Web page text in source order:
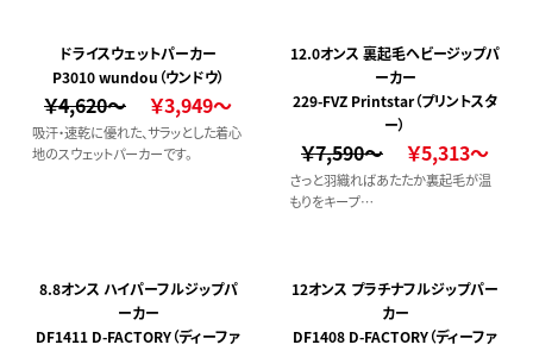
ドライスウェットパーカー
P3010 wundou（ウンドウ）
￥4,620～ ￥3,949～
吸汗・速乾に優れた、サラッとした着心
地のスウェットパーカーです。
12.0オンス 裏起毛ヘビージップパ
ーカー
229-FVZ Printstar（プリントスタ
ー）
￥7,590～ ￥5,313～
さっと羽織ればあたたか裏起毛が温
もりをキープ
8.8オンス ハイパーフルジップパ
ーカー
DF1411 D-FACTORY（ディーファ
12オンス プラチナフルジップパー
カー
DF1408 D-FACTORY（ディーファ